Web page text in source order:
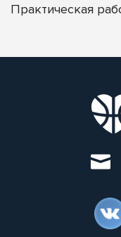
Практическая